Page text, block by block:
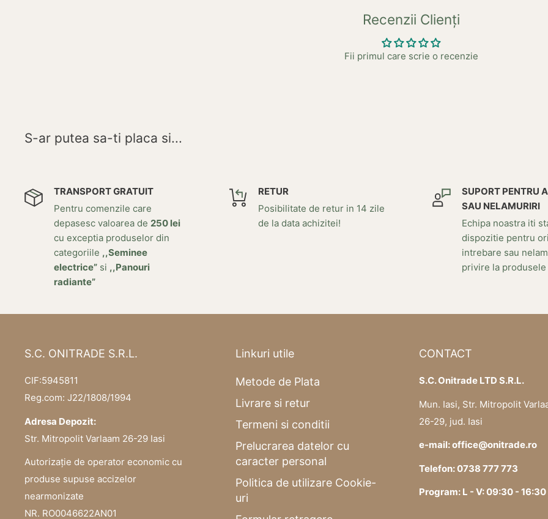
Recenzii Clienți
Fii primul care scrie o recenzie
S-ar putea sa-ti placa si...
TRANSPORT GRATUIT
Pentru comenzile care
depasesc valoarea de 250 lei
cu exceptia produselor din
categoriile ,,Seminee
electrice” si ,,Panouri
radiante”
RETUR
Posibilitate de retur in 14 zile
de la data achizitei!
SUPORT PENTRU
SAU NELAMURIRI
Echipa noastra iti
dispozitie pentru
intrebare sau
privire la produsele
S.C. ONITRADE S.R.L.
CIF:5945811
Reg.com: J22/1808/1994
Adresa Depozit:
Str. Mitropolit Varlaam 26-29 Iasi
Autorizație de operator economic cu
produse supuse accizelor
nearmonizate
NR. RO0046622AN01
Linkuri utile
Metode de Plata
Livrare si retur
Termeni si conditii
Prelucrarea datelor cu
caracter personal
Politica de utilizare Cookie-
uri
CONTACT
S.C. Onitrade LTD S.R.L.
Mun. Iasi, Str. Mitropolit
26-29, jud. Iasi
e-mail: office@onitrade.ro
Telefon: 0738 777 773
Program: L - V: 09:30 - 16:30